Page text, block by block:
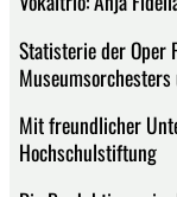
Statisterie der
Museumsorchesters
Mit freundlicher
Hochschulstiftung